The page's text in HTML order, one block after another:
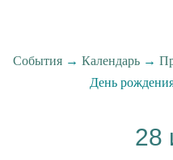
События→ Календарь→
День
28